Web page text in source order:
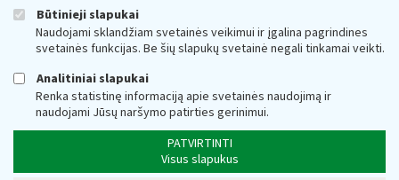
Būtinieji slapukai
Naudojami sklandžiam svetainės veikimui ir įgalina pagrindines
svetainės funkcijas. Be šių slapukų svetainė negali tinkamai veikti.
Analitiniai slapukai
Renka statistinę informaciją apie svetainės naudojimą ir
naudojami Jūsų naršymo patirties gerinimui.
PATVIRTINTI
Visus slapukus